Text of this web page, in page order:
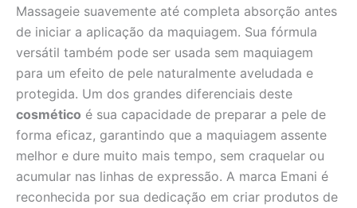
Massageie suavemente até completa absorção antes
de iniciar a aplicação da maquiagem. Sua fórmula
versátil também pode ser usada sem maquiagem
para um efeito de pele naturalmente aveludada e
protegida. Um dos grandes diferenciais deste
cosmético é sua capacidade de preparar a pele de
forma eficaz, garantindo que a maquiagem assente
melhor e dure muito mais tempo, sem craquelar ou
acumular nas linhas de expressão. A marca Emani é
reconhecida por sua dedicação em criar produtos de